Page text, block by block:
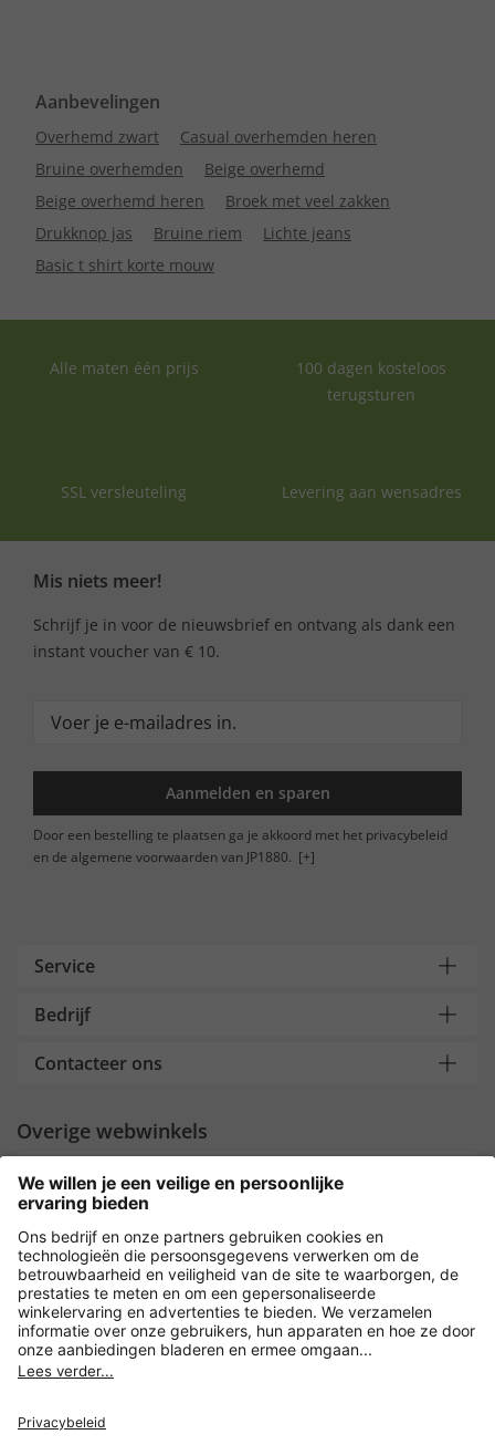
Aanbevelingen
Overhemd zwart
Casual overhemden heren
Bruine overhemden
Beige overhemd
Beige overhemd heren
Broek met veel zakken
Drukknop jas
Bruine riem
Lichte jeans
Basic t shirt korte mouw
Alle maten één prijs
100 dagen kosteloos
terugsturen
SSL versleuteling Levering aan wensadres
Mis niets meer!
Schrijf je in voor de nieuwsbrief en ontvang als dank een
instant voucher van € 10.
Aanmelden en sparen
Door een bestelling te plaatsen ga je akkoord met het privacybeleid
en de algemene voorwaarden van JP1880. [+]
Service
Bedrijf
Contacteer ons
Overige webwinkels
Nederland
Payment and Delivery
Versleuteling met